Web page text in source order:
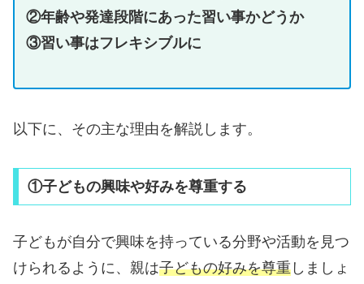
②年齢や発達段階にあった習い事かどうか
③習い事はフレキシブルに
以下に、その主な理由を解説します。
①子どもの興味や好みを尊重する
子どもが自分で興味を持っている分野や活動を見つ
けられるように、親は子どもの好みを尊重 しましょ